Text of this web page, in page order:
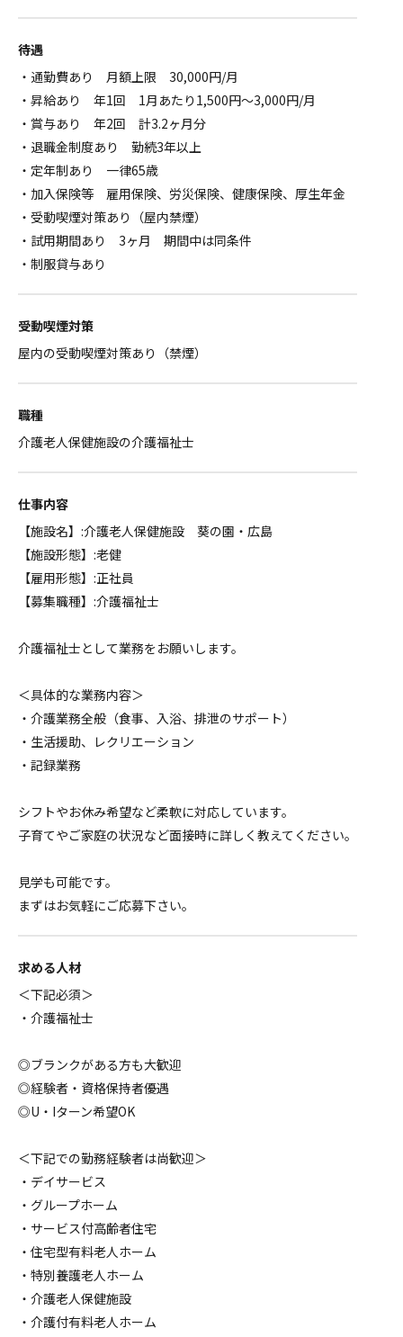
待遇
・通勤費あり 月額上限 30,000円/月
・昇給あり 年1回 1月あたり1,500円～3,000円/月
・賞与あり 年2回 計3.2ヶ月分
・退職金制度あり 勤続3年以上
・定年制あり 一律65歳
・加入保険等 雇用保険、労災保険、健康保険、厚生年金
・受動喫煙対策あり（屋内禁煙）
・試用期間あり 3ヶ月 期間中は同条件
・制服貸与あり
受動喫煙対策
屋内の受動喫煙対策あり（禁煙）
職種
介護老人保健施設の介護福祉士
仕事内容
【施設名】:介護老人保健施設 葵の園・広島
【施設形態】:老健
【雇用形態】:正社員
【募集職種】:介護福祉士
介護福祉士として業務をお願いします。
＜具体的な業務内容＞
・介護業務全般（食事、入浴、排泄のサポート）
・生活援助、レクリエーション
・記録業務
シフトやお休み希望など柔軟に対応しています。
子育てやご家庭の状況など面接時に詳しく教えてください。
見学も可能です。
まずはお気軽にご応募下さい。
求める人材
＜下記必須＞
・介護福祉士
◎ブランクがある方も大歓迎
◎経験者・資格保持者優遇
◎U・Iターン希望OK
＜下記での勤務経験者は尚歓迎＞
・デイサービス
・グループホーム
・サービス付高齢者住宅
・住宅型有料老人ホーム
・特別養護老人ホーム
・介護老人保健施設
・介護付有料老人ホーム